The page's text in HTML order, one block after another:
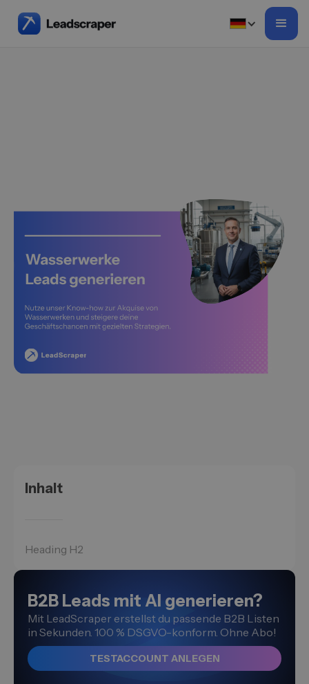
Inhalt
Heading H2
B2B Leads mit AI generieren?
Mit LeadScraper erstellst du passende B2B Listen
in Sekunden. 100 % DSGVO-konform. Ohne Abo!
TESTACCOUNT ANLEGEN